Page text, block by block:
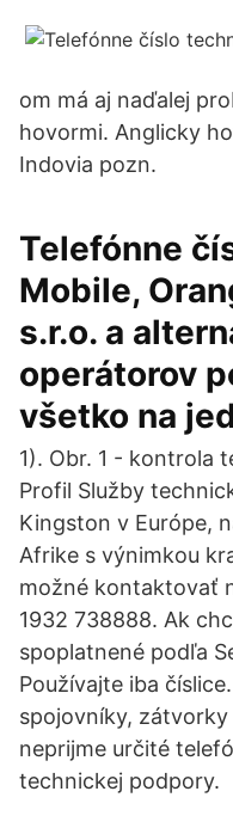
om má aj naďalej
hovormi. Anglicky
Indovia pozn.
Telefónne
Mobile,
s.r.o. a
operátorov
všetko na
1). Obr. 1 - kontrola
Profil Služby
Kingston v Európe,
Afrike s výnimkou
možné kontaktovať
1932 738888. Ak
spoplatnené podľa
Používajte iba
spojovníky, zátvorky
neprijme určité
technickej podpory.